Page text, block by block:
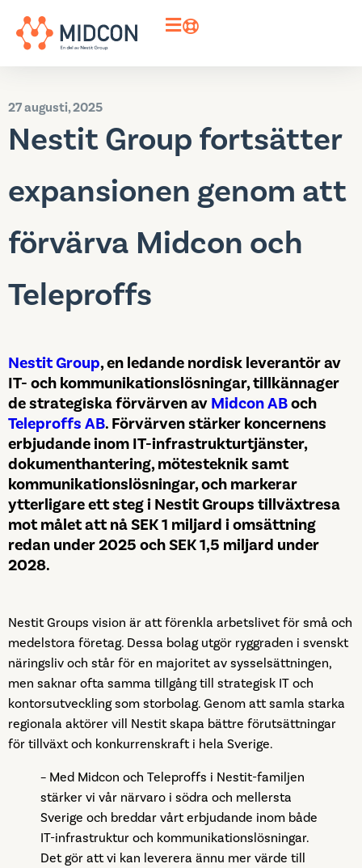
27 augusti, 2025
Nestit Group fortsätter
expansionen genom att
förvärva Midcon och
Teleproffs
Nestit Group, en ledande nordisk leverantör av
IT- och kommunikationslösningar, tillkännager
de strategiska förvärven avMidcon ABoch
Teleproffs AB. Förvärven stärker koncernens
erbjudande inom IT-infrastrukturtjänster,
dokumenthantering, mötesteknik samt
kommunikationslösningar, och markerar
ytterligare ett steg i Nestit Groups tillväxtresa
mot målet att nå SEK 1 miljard i omsättning
redan under 2025 och SEK 1,5 miljard under
2028.
Nestit Groups vision är att förenkla arbetslivet för små och
medelstora företag. Dessa bolag utgör ryggraden i svenskt
näringsliv och står för en majoritet av sysselsättningen,
men saknar ofta samma tillgång till strategisk IT och
kontorsutveckling som storbolag. Genom att samla starka
regionala aktörer vill Nestit skapa bättre förutsättningar
för tillväxt och konkurrenskraft i hela Sverige.
– Med Midcon och Teleproffs i Nestit-familjen
stärker vi vår närvaro i södra och mellersta
Sverige och breddar vårt erbjudande inom både
IT-infrastruktur och kommunikationslösningar.
Det gör att vi kan leverera ännu mer värde till